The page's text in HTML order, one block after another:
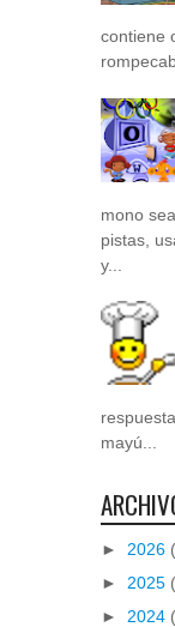
contiene
mono
pistas,
y...
mayú...
► 2026
► 2025
► 2024